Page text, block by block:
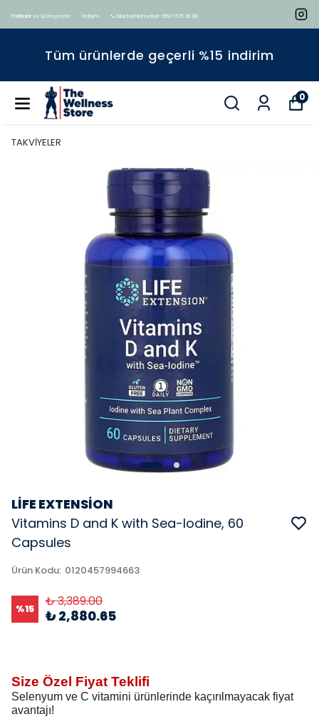
Politikalar ve Sözleşmeler İletişim 📞 Müşteri Hizmetleri : 0507 675 35 80
Tüm ürünlerde geçerli %15 indirim
0
TAKVİYELER
LİFE EXTENSİON
Vitamins D and K with Sea-Iodine, 60
Capsules
Ürün Kodu: 0120457994663
%15 ₺ 3,389.00
₺ 2,880.65
Size Özel Fiyat Teklifi
Selenyum ve C vitamini ürünlerinde kaçırılmayacak fiyat
avantajı!